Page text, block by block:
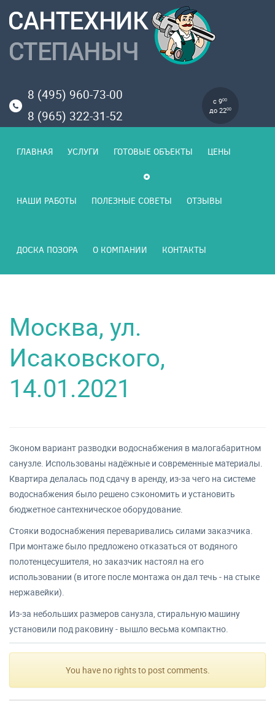
8 (495) 960-73-00
8 (965) 322-31-52
с 900
до 2200
ГЛАВНАЯ УСЛУГИ ГОТОВЫЕ ОБЪЕКТЫ ЦЕНЫ
НАШИ РАБОТЫ ПОЛЕЗНЫЕ СОВЕТЫ ОТЗЫВЫ
ДОСКА ПОЗОРА О КОМПАНИИ КОНТАКТЫ
Москва, ул.
Исаковского,
14.01.2021
Эконом вариант разводки водоснабжения в малогабаритном
санузле. Использованы надёжные и современные материалы.
Квартира делалась под сдачу в аренду, из-за чего на системе
водоснабжения было решено сэкономить и установить
бюджетное сантехническое оборудование.
Стояки водоснабжения переваривались силами заказчика.
При монтаже было предложено отказаться от водяного
полотенцесушителя, но заказчик настоял на его
использовании (в итоге после монтажа он дал течь - на стыке
нержавейки).
Из-за небольших размеров санузла, стиральную машину
установили под раковину - вышло весьма компактно.
You have no rights to post comments.